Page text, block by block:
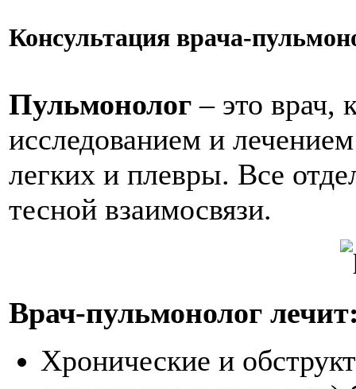
Консультация врача-
Пульмонолог – это врач,
исследованием и
легких и плевры. Все
тесной взаимосвязи.
Врач-пульмонолог
Хронические и